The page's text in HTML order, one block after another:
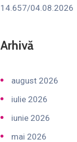
14.657/04.08.2026
Arhivă
august 2026
iulie 2026
iunie 2026
mai 2026